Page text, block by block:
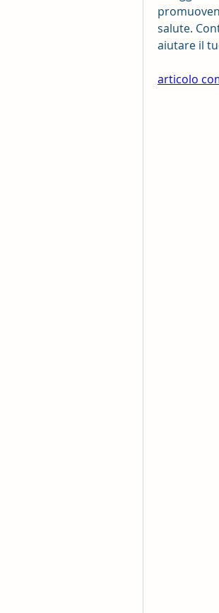
salute.
aiutare il
articolo